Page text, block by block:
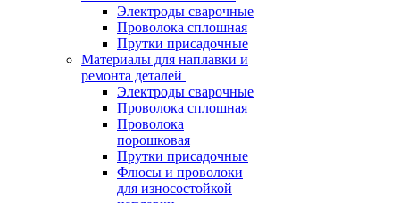
Электроды сварочные
Проволока сплошная
Прутки присадочные
Материалы для наплавки и
ремонта деталей
Электроды сварочные
Проволока сплошная
Проволока
порошковая
Прутки присадочные
Флюсы и проволоки
для износостойкой